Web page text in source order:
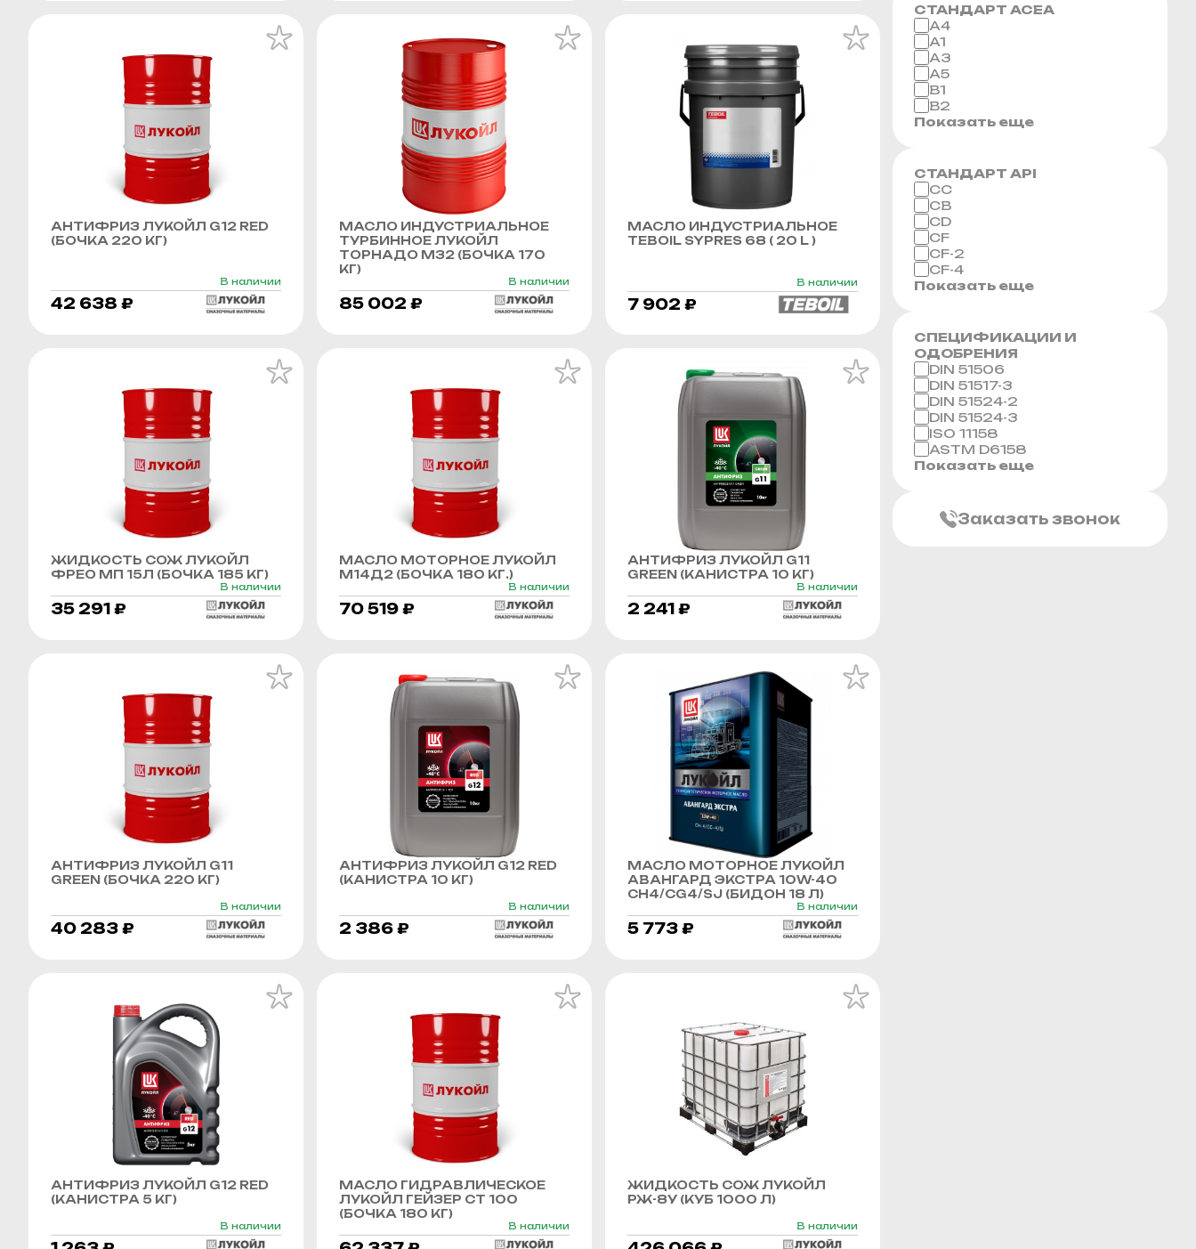
АНТИФРИЗ ЛУКОЙЛ G12 RED
(БОЧКА 220 КГ)
В наличии
42 638 ₽
МАСЛО ИНДУСТРИАЛЬНОЕ
ТУРБИННОЕ ЛУКОЙЛ
ТОРНАДО М32 (БОЧКА 170
КГ)
В наличии
85 002 ₽
МАСЛО ИНДУСТРИАЛЬНОЕ
TEBOIL SYPRES 68 ( 20 L )
В наличии
7 902 ₽
ЖИДКОСТЬ СОЖ ЛУКОЙЛ
ФРЕО МП 15Л (БОЧКА 185 КГ)
В наличии
35 291 ₽
МАСЛО МОТОРНОЕ ЛУКОЙЛ
М14Д2 (БОЧКА 180 КГ.)
В наличии
70 519 ₽
АНТИФРИЗ ЛУКОЙЛ G11
GREEN (КАНИСТРА 10 КГ)
В наличии
2 241 ₽
АНТИФРИЗ ЛУКОЙЛ G11
GREEN (БОЧКА 220 КГ)
В наличии
40 283 ₽
АНТИФРИЗ ЛУКОЙЛ G12 RED
(КАНИСТРА 10 КГ)
В наличии
2 386 ₽
МАСЛО МОТОРНОЕ ЛУКОЙЛ
АВАНГАРД ЭКСТРА 10W-40
CH4/CG4/SJ (БИДОН 18 Л)
В наличии
5 773 ₽
АНТИФРИЗ ЛУКОЙЛ G12 RED
(КАНИСТРА 5 КГ)
В наличии
МАСЛО ГИДРАВЛИЧЕСКОЕ
ЛУКОЙЛ ГЕЙЗЕР СТ 100
(БОЧКА 180 КГ)
В наличии
ЖИДКОСТЬ СОЖ ЛУКОЙЛ
РЖ-8У (КУБ 1000 Л)
В наличии
СТАНДАРТ ACEA
A4
A1
A3
A5
B1
B2
Показать еще
СТАНДАРТ API
CC
CB
CD
CF
CF-2
CF-4
Показать еще
СПЕЦИФИКАЦИИ И
ОДОБРЕНИЯ
DIN 51506
DIN 51517-3
DIN 51524-2
DIN 51524-3
ISO 11158
ASTM D6158
Показать еще
Заказать звонок